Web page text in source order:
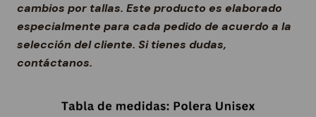
cambios por tallas. Este producto es elaborado
especialmente para cada pedido de acuerdo a la
selección del cliente. Si tienes dudas,
contáctanos.